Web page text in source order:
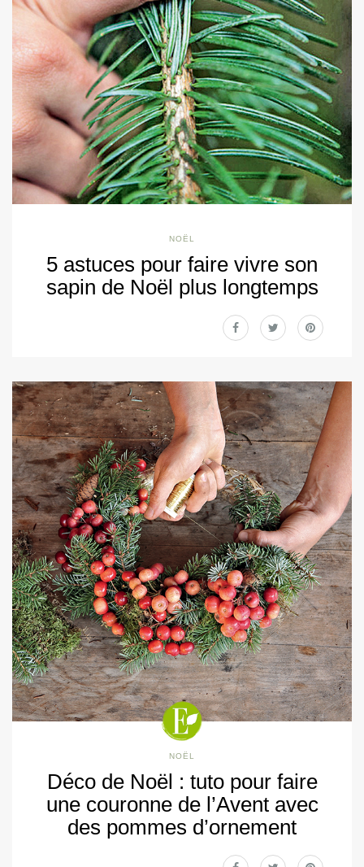
NOËL
5 astuces pour faire vivre son
sapin de Noël plus longtemps
NOËL
Déco de Noël : tuto pour faire
une couronne de l’Avent avec
des pommes d’ornement